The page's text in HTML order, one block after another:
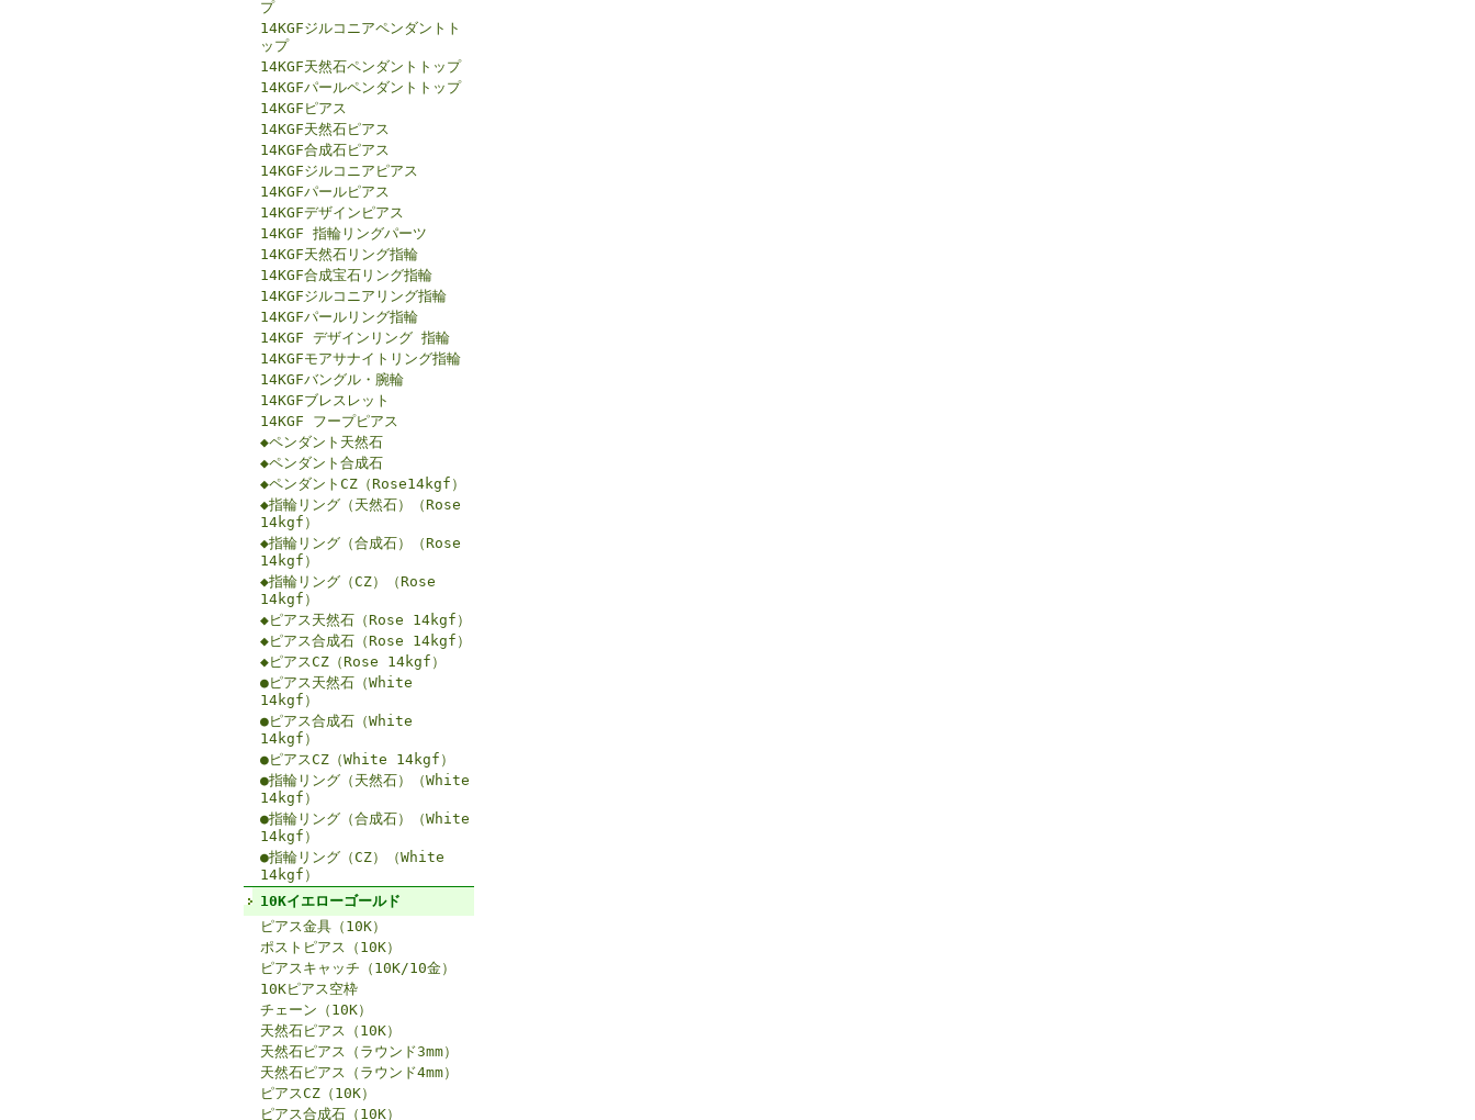
プ
14KGFジルコニアペンダントト
ップ
14KGF天然石ペンダントトップ
14KGFパールペンダントトップ
14KGFピアス
14KGF天然石ピアス
14KGF合成石ピアス
14KGFジルコニアピアス
14KGFパールピアス
14KGFデザインピアス
14KGF 指輪リングパーツ
14KGF天然石リング指輪
14KGF合成宝石リング指輪
14KGFジルコニアリング指輪
14KGFパールリング指輪
14KGF デザインリング 指輪
14KGFモアサナイトリング指輪
14KGFバングル・腕輪
14KGFブレスレット
14KGF フープピアス
◆ペンダント天然石
◆ペンダント合成石
◆ペンダントCZ（Rose14kgf）
◆指輪リング（天然石）（Rose
14kgf）
◆指輪リング（合成石）（Rose
14kgf）
◆指輪リング（CZ）（Rose
14kgf）
◆ピアス天然石（Rose 14kgf）
◆ピアス合成石（Rose 14kgf）
◆ピアスCZ（Rose 14kgf）
●ピアス天然石（White
14kgf）
●ピアス合成石（White
14kgf）
●ピアスCZ（White 14kgf）
●指輪リング（天然石）（White
14kgf）
●指輪リング（合成石）（White
14kgf）
●指輪リング（CZ）（White
14kgf）
10Kイエローゴールド
ピアス金具（10K）
ポストピアス（10K）
ピアスキャッチ（10K/10金）
10Kピアス空枠
チェーン（10K）
天然石ピアス（10K）
天然石ピアス（ラウンド3mm）
天然石ピアス（ラウンド4mm）
ピアスCZ（10K）
ピアス合成石（10K）